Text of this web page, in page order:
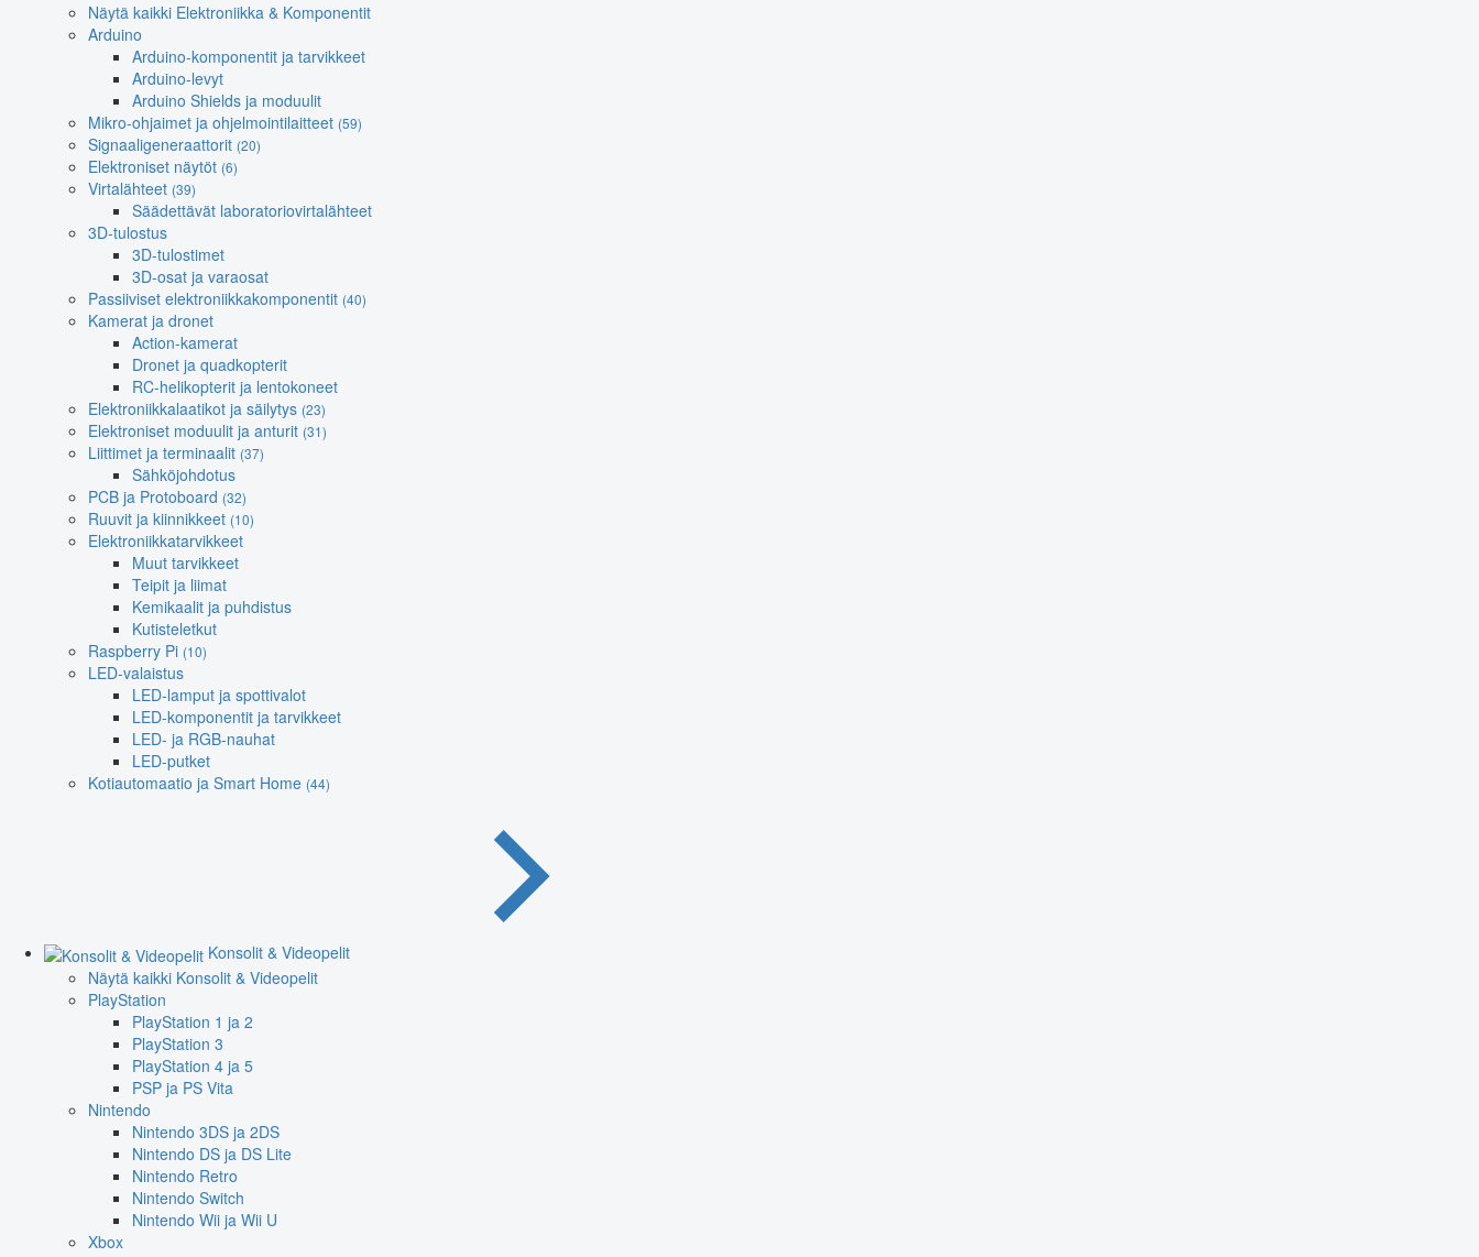
Näytä kaikki Elektroniikka & Komponentit
Arduino
Arduino-komponentit ja tarvikkeet
Arduino-levyt
Arduino Shields ja moduulit
Mikro-ohjaimet ja ohjelmointilaitteet (59)
Signaaligeneraattorit (20)
Elektroniset näytöt (6)
Virtalähteet (39)
Säädettävät laboratoriovirtalähteet
3D-tulostus
3D-tulostimet
3D-osat ja varaosat
Passiiviset elektroniikkakomponentit (40)
Kamerat ja dronet
Action-kamerat
Dronet ja quadkopterit
RC-helikopterit ja lentokoneet
Elektroniikkalaatikot ja säilytys (23)
Elektroniset moduulit ja anturit (31)
Liittimet ja terminaalit (37)
Sähköjohdotus
PCB ja Protoboard (32)
Ruuvit ja kiinnikkeet (10)
Elektroniikkatarvikkeet
Muut tarvikkeet
Teipit ja liimat
Kemikaalit ja puhdistus
Kutisteletkut
Raspberry Pi (10)
LED-valaistus
LED-lamput ja spottivalot
LED-komponentit ja tarvikkeet
LED- ja RGB-nauhat
LED-putket
Kotiautomaatio ja Smart Home (44)
Konsolit & Videopelit
Näytä kaikki Konsolit & Videopelit
PlayStation
PlayStation 1 ja 2
PlayStation 3
PlayStation 4 ja 5
PSP ja PS Vita
Nintendo
Nintendo 3DS ja 2DS
Nintendo DS ja DS Lite
Nintendo Retro
Nintendo Switch
Nintendo Wii ja Wii U
Xbox